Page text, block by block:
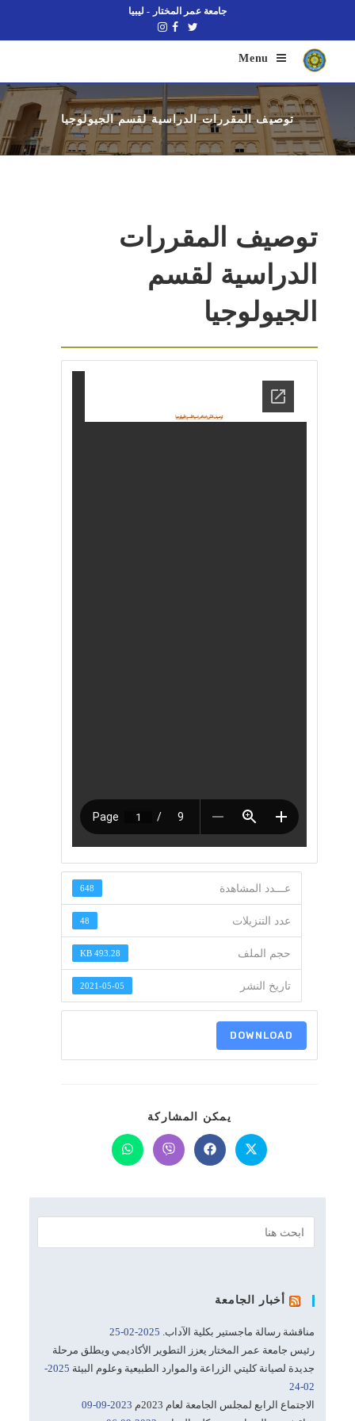
جامعة عمر المختار - ليبيا
Menu
توصيف المقررات الدراسية لقسم الجيولوجيا
توصيف المقررات
الدراسية لقسم
الجيولوجيا
عـــدد المشاهدة 648
عدد التنزيلات 48
حجم الملف 493.28 KB
تاريخ النشر 2021-05-05
DOWNLOAD
يمكن المشاركةSHARE
THIS
CONTENT
Opens
in
window
Opens
in
window
Opens
in
window
Opens
in
window
أخبار الجامعة
مناقشة رسالة ماجستير بكلية الآداب. 2025-02-25
رئيس جامعة عمر المختار يعزز التطوير الأكاديمي ويطلق مرحلة
جديدة لصيانة كليتي الزراعة والموارد الطبيعية وعلوم البيئة
2025-
02-24
الاجتماع الرابع لمجلس الجامعة لعام 2023م
2023-09-09